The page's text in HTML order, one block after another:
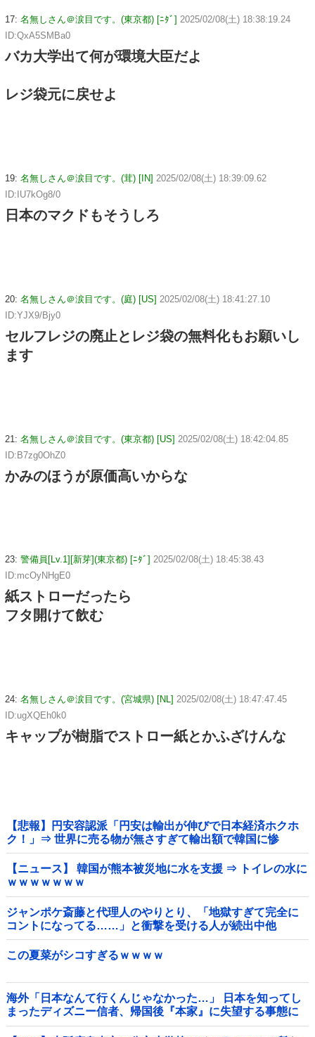
17: 名無しさん＠涙目です。(東京都) [ﾆﾀﾞ] 2025/02/08(土) 18:38:19.24
ID:QxA5SMBa0
バカ大学出て何が環境大臣だよ
レジ袋元に戻せよ
19: 名無しさん＠涙目です。(茸) [IN] 2025/02/08(土) 18:39:09.62
ID:IU7kOg8/0
日本のマクドもそうしろ
20: 名無しさん＠涙目です。(庭) [US] 2025/02/08(土) 18:41:27.10
ID:YJX9/Bjy0
セルフレジの廃止とレジ袋の無料化もお願いし
ます
21: 名無しさん＠涙目です。(東京都) [US] 2025/02/08(土) 18:42:04.85
ID:B7zg0OhZ0
かみのほうが原価高いからな
23: 警備員[Lv.1][新芽](東京都) [ﾆﾀﾞ] 2025/02/08(土) 18:45:38.43
ID:mcOyNHgE0
紙ストローだったら
フタ開けて飲む
24: 名無しさん＠涙目です。(宮城県) [NL] 2025/02/08(土) 18:47:47.45
ID:ugXQEh0k0
キャップが樹脂でストロー紙とかふざけんな
【悲報】円安容認派「円安は輸出が伸びで日本経済ホクホ
ク！」⇒ 世界に売る物が無さすぎて輸出額で韓国に惨
敗・・・
【ニュース】 韓国が熊本被災地に水を支援 ⇒ トイレの水に
ｗｗｗｗｗｗｗ
ジャンポケ斎藤と代理人のやりとり、「地獄すぎて完全に
コントになってる……」と衝撃を受ける人が続出中他
この夏菜がシコすぎるｗｗｗｗ
海外「日本なんて行くんじゃなかった…」 日本を知ってし
まったディズニー信者、帰国後『本家』に失望する事態に